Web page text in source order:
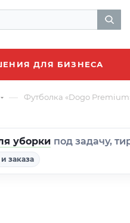
ДЛЯ БИЗНЕСА
— Футболка «Dogo
уборки под задачу,
заказа